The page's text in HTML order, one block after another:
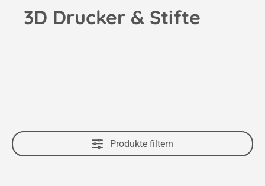
3D Drucker & Stifte
Produkte filtern